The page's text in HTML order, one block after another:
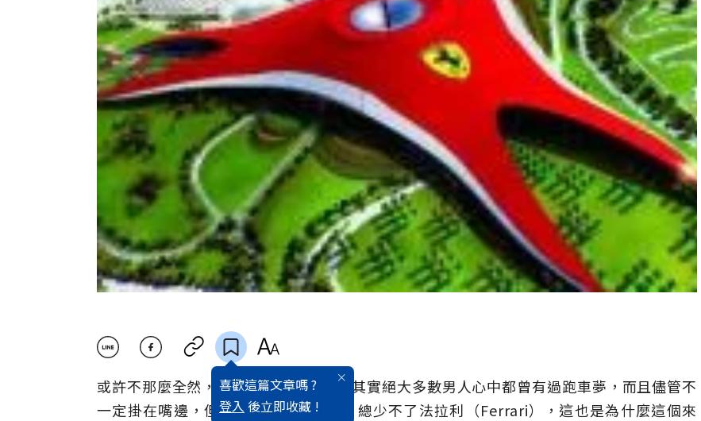
喜歡這篇文章嗎 ?
登入 後立即收藏 !
或許不那麼全然，不過在成長歷程中，其實絕大多數男人心中都曾有過跑車夢，而且儘管不
一定掛在嘴邊，但通常這個跑車夢裡，總少不了法拉利（Ferrari），這也是為什麼這個來